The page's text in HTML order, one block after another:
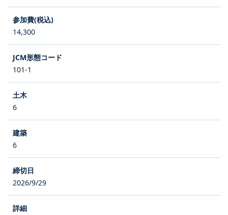
14,300
101-1
6
6
2026/9/29